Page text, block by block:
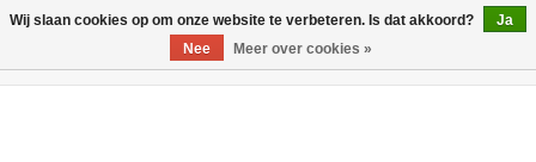
Wij slaan cookies op om onze website te verbeteren. Is dat akkoord?
Ja
Nee
Meer over cookies »